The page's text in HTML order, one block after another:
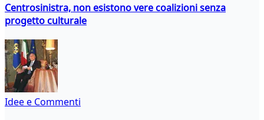
Centrosinistra, non esistono vere coalizioni senza
progetto culturale
Idee e Commenti